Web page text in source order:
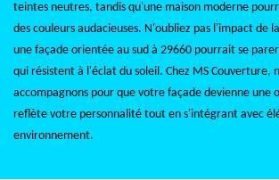
teintes neutres, tandis qu'une maison moderne
des couleurs audacieuses. N'oubliez pas l'impact de
une façade orientée au sud à 29660 pourrait se
qui résistent à l'éclat du soleil. Chez MS Couverture,
accompagnons pour que votre façade devienne
reflète votre personnalité tout en s'intégrant avec
environnement.